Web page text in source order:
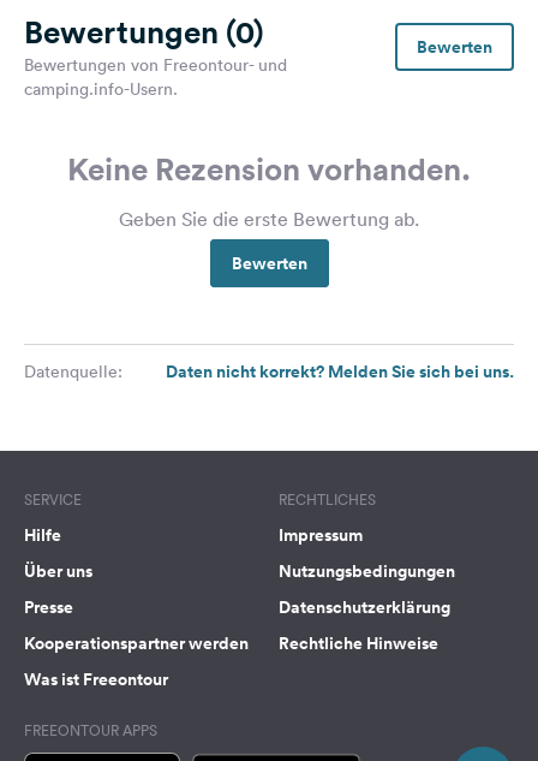
Bewertungen (0)
Bewertungen von Freeontour- und
camping.info-Usern.
Bewerten
Keine Rezension vorhanden.
Geben Sie die erste Bewertung ab.
Bewerten
Datenquelle: Daten nicht korrekt? Melden Sie sich bei uns.
SERVICE
Hilfe
Über uns
Presse
Kooperationspartner werden
Was ist Freeontour
RECHTLICHES
Impressum
Nutzungsbedingungen
Datenschutzerklärung
Rechtliche Hinweise
FREEONTOUR APPS